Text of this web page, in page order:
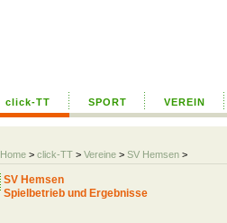
click-TT SPORT VEREIN
Home > click-TT > Vereine > SV Hemsen >
SV Hemsen
Spielbetrieb und Ergebnisse